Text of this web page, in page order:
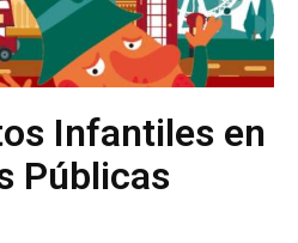
Infantiles en
Públicas